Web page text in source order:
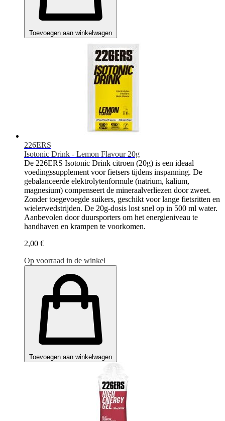
Toevoegen aan winkelwagen
226ERS
Isotonic Drink - Lemon Flavour 20g
De 226ERS Isotonic Drink citroen (20g) is een ideaal
voedingssupplement voor fietsers tijdens inspanning. De
gebalanceerde elektrolytenformule (natrium, kalium,
magnesium) compenseert de mineraalverliezen door zweet.
Zonder toegevoegde suikers, geschikt voor lange fietsritten en
wielerwedstrijden. De 20g-dosis lost snel op in 500 ml water.
Aanbevolen door duursporters om het energieniveau te
handhaven en krampen te voorkomen.
2,00 €
Op voorraad in de winkel
Toevoegen aan winkelwagen